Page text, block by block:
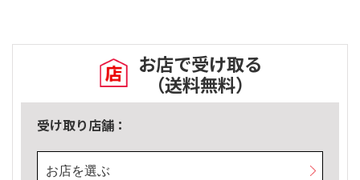
お店で受け取る
（送料無料）
受け取り店舗：
お店を選ぶ